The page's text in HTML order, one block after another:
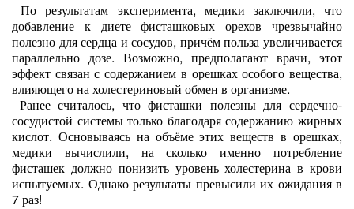
По результатам эксперимента, медики заключили, что
добавление к диете фисташковых орехов чрезвычайно
полезно для сердца и сосудов, причём польза увеличивается
параллельно дозе. Возможно, предполагают врачи, этот
эффект связан с содержанием в орешках особого вещества,
влияющего на холестериновый обмен в организме.
Ранее считалось, что фисташки полезны для сердечно-
сосудистой системы только благодаря содержанию жирных
кислот. Основываясь на объёме этих веществ в орешках,
медики вычислили, на сколько именно потребление
фисташек должно понизить уровень холестерина в крови
испытуемых. Однако результаты превысили их ожидания в
7 раз!